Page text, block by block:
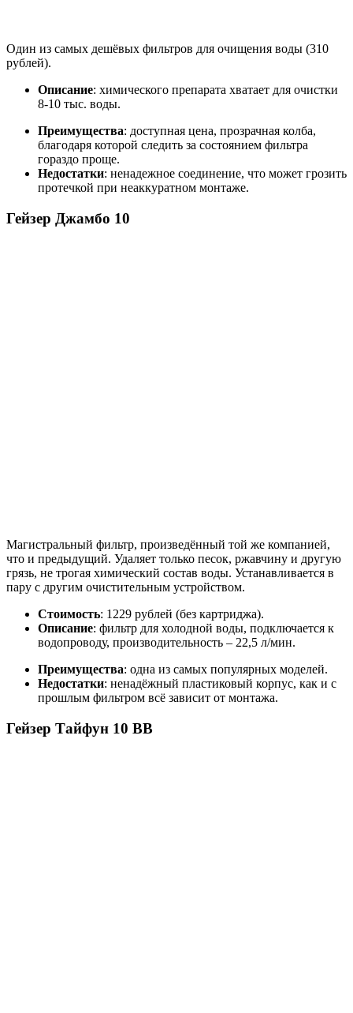
Один из самых дешёвых фильтров для очищения воды (310
рублей).
Описание: химического препарата хватает для очистки
8-10 тыс. воды.
Преимущества: доступная цена, прозрачная колба,
благодаря которой следить за состоянием фильтра
гораздо проще.
Недостатки: ненадежное соединение, что может грозить
протечкой при неаккуратном монтаже.
Гейзер Джамбо 10
Магистральный фильтр, произведённый той же компанией,
что и предыдущий. Удаляет только песок, ржавчину и другую
грязь, не трогая химический состав воды. Устанавливается в
пару с другим очистительным устройством.
Стоимость: 1229 рублей (без картриджа).
Описание: фильтр для холодной воды, подключается к
водопроводу, производительность – 22,5 л/мин.
Преимущества: одна из самых популярных моделей.
Недостатки: ненадёжный пластиковый корпус, как и с
прошлым фильтром всё зависит от монтажа.
Гейзер Тайфун 10 ВВ